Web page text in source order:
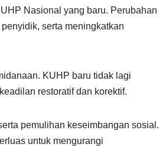
Nasional yang baru. Perubahan
serta meningkatkan
KUHP baru tidak lagi
restoratif dan korektif.
pemulihan keseimbangan sosial.
untuk mengurangi